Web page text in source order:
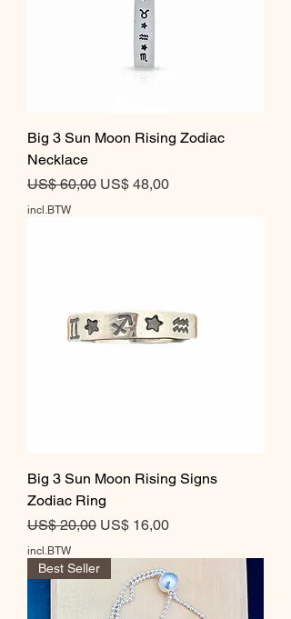
Big 3 Sun Moon Rising Zodiac
Necklace
Normale prijs
US$ 60,00 Verkoopprijs
US$ 48,00
incl.BTW
Big 3 Sun Moon Rising Signs
Zodiac Ring
Normale prijs
US$ 20,00 Verkoopprijs
US$ 16,00
incl.BTW
Best Seller